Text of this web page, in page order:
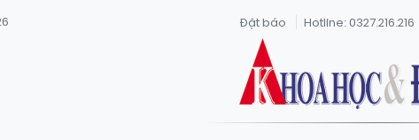
Đặt báo Hotline: 0327.216.216